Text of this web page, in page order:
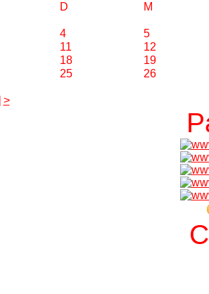
D
M
4
5
11
12
18
19
25
26
>
P
C